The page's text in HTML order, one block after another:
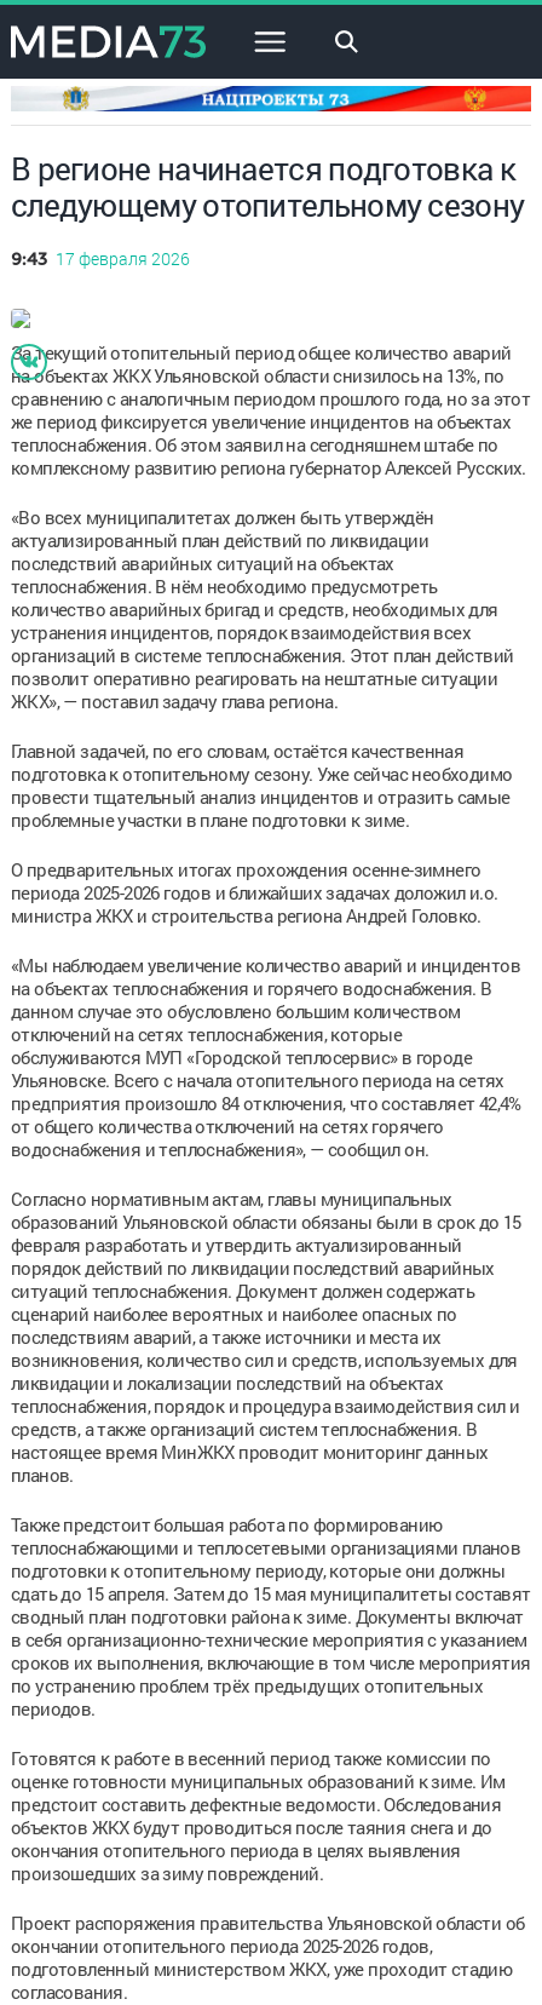
×
В регионе начинается подготовка к
следующему отопительному сезону
9:43 17 февраля 2026
За текущий отопительный период общее количество аварий
на объектах ЖКХ Ульяновской области снизилось на 13%, по
сравнению с аналогичным периодом прошлого года, но за этот
же период фиксируется увеличение инцидентов на объектах
теплоснабжения. Об этом заявил на сегодняшнем штабе по
комплексному развитию региона губернатор Алексей Русских.
«Во всех муниципалитетах должен быть утверждён
актуализированный план действий по ликвидации
последствий аварийных ситуаций на объектах
теплоснабжения. В нём необходимо предусмотреть
количество аварийных бригад и средств, необходимых для
устранения инцидентов, порядок взаимодействия всех
организаций в системе теплоснабжения. Этот план действий
позволит оперативно реагировать на нештатные ситуации
ЖКХ», — поставил задачу глава региона.
Главной задачей, по его словам, остаётся качественная
подготовка к отопительному сезону. Уже сейчас необходимо
провести тщательный анализ инцидентов и отразить самые
проблемные участки в плане подготовки к зиме.
О предварительных итогах прохождения осенне-зимнего
периода 2025-2026 годов и ближайших задачах доложил и.о.
министра ЖКХ и строительства региона Андрей Головко.
«Мы наблюдаем увеличение количество аварий и инцидентов
на объектах теплоснабжения и горячего водоснабжения. В
данном случае это обусловлено большим количеством
отключений на сетях теплоснабжения, которые
обслуживаются МУП «Городской теплосервис» в городе
Ульяновске. Всего с начала отопительного периода на сетях
предприятия произошло 84 отключения, что составляет 42,4%
от общего количества отключений на сетях горячего
водоснабжения и теплоснабжения», — сообщил он.
Согласно нормативным актам, главы муниципальных
образований Ульяновской области обязаны были в срок до 15
февраля разработать и утвердить актуализированный
порядок действий по ликвидации последствий аварийных
ситуаций теплоснабжения. Документ должен содержать
сценарий наиболее вероятных и наиболее опасных по
последствиям аварий, а также источники и места их
возникновения, количество сил и средств, используемых для
ликвидации и локализации последствий на объектах
теплоснабжения, порядок и процедура взаимодействия сил и
средств, а также организаций систем теплоснабжения. В
настоящее время МинЖКХ проводит мониторинг данных
планов.
Также предстоит большая работа по формированию
теплоснабжающими и теплосетевыми организациями планов
подготовки к отопительному периоду, которые они должны
сдать до 15 апреля. Затем до 15 мая муниципалитеты составят
сводный план подготовки района к зиме. Документы включат
в себя организационно-технические мероприятия с указанием
сроков их выполнения, включающие в том числе мероприятия
по устранению проблем трёх предыдущих отопительных
периодов.
Готовятся к работе в весенний период также комиссии по
оценке готовности муниципальных образований к зиме. Им
предстоит составить дефектные ведомости. Обследования
объектов ЖКХ будут проводиться после таяния снега и до
окончания отопительного периода в целях выявления
произошедших за зиму повреждений.
Проект распоряжения правительства Ульяновской области об
окончании отопительного периода 2025-2026 годов,
подготовленный министерством ЖКХ, уже проходит стадию
согласования.